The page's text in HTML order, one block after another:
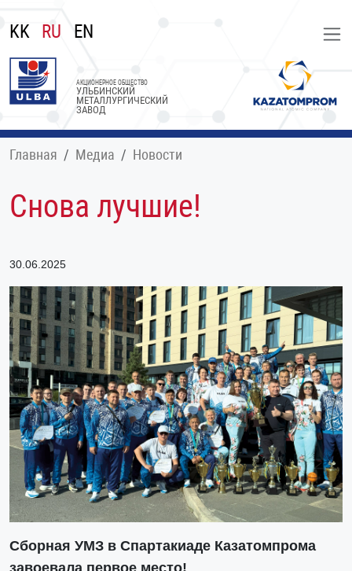
KK RU EN
УЛЬБИНСКИЙ
МЕТАЛЛУРГИЧЕСКИЙ
ЗАВОД
АКЦИОНЕРНОЕ ОБЩЕСТВО
Главная Медиа Новости
Снова лучшие!
30.06.2025
Сборная УМЗ в Спартакиаде Казатомпрома
завоевала первое место!